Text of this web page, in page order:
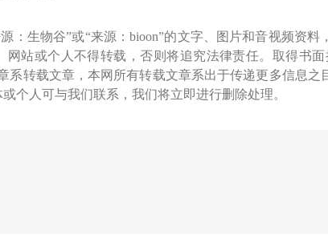
：生物谷”或“来源：bioon”的文字、图片和音视频资料
网站或个人不得转载，否则将追究法律责任。取得书
系转载文章，本网所有转载文章系出于传递更多信息之
个人可与我们联系，我们将立即进行删除处理。